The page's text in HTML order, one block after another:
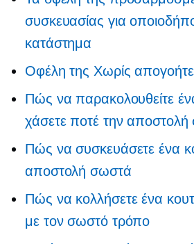
συσκευασίας για
κατάστημα
Οφέλη της Χωρίς
Πώς να παρακολουθείτε
χάσετε ποτέ την αποστολή
Πώς να συσκευάσετε ένα
αποστολή σωστά
Πώς να κολλήσετε ένα
με τον σωστό τρόπο